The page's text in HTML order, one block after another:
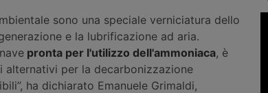
sono una speciale verniciatura dello
e la lubrificazione ad aria.
pronta per l'utilizzo dell'ammoniaca, è
per la decarbonizzazione
ha dichiarato Emanuele Grimaldi,